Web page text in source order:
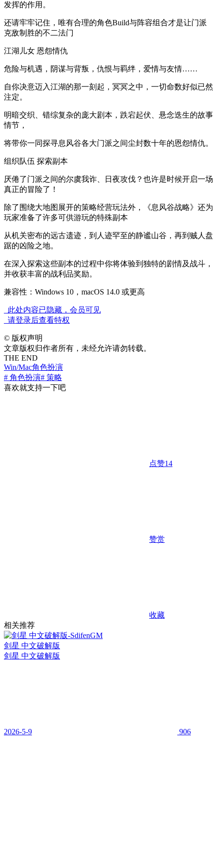
发挥的作用。
还请牢牢记住，唯有合理的角色Build与阵容组合才是让门派
克敌制胜的不二法门
江湖儿女 恩怨情仇
危险与机遇，阴谋与背叛，仇恨与羁绊，爱情与友情……
自你决意迈入江湖的那一刻起，冥冥之中，一切命数好似已然
注定。
明暗交织、错综复杂的庞大剧本，跌宕起伏、悬念迭生的故事
情节，
将带你一同探寻息风谷各大门派之间尘封数十年的恩怨情仇。
组织队伍 探索副本
厌倦了门派之间的尔虞我诈、日夜攻伐？也许是时候开启一场
真正的冒险了！
除了围绕大地图展开的策略经营玩法外，《息风谷战略》还为
玩家准备了许多可供游玩的特殊副本
从机关密布的远古遗迹，到人迹罕至的静谧山谷，再到贼人盘
踞的凶险之地。
在深入探索这些副本的过程中你将体验到独特的剧情及战斗，
并收获丰富的战利品奖励。
兼容性：Windows 10，macOS 14.0 或更高
此处内容已隐藏，会员可见
请登录后查看特权
© 版权声明
文章版权归作者所有，未经允许请勿转载。
THE END
Win/Mac角色扮演
# 角色扮演# 策略
喜欢就支持一下吧
点赞14
赞赏
收藏
相关推荐
剑星 中文破解版
剑星 中文破解版
2026-5-9 906